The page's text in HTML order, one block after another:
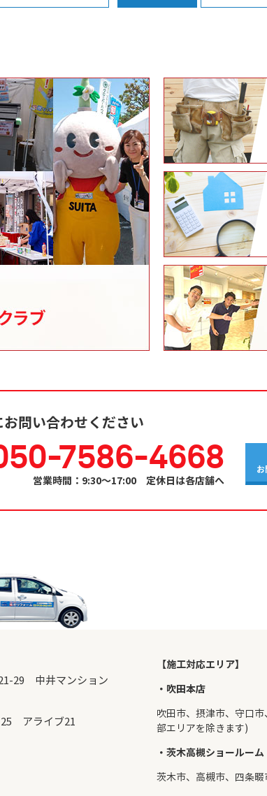
問い合わせください
7586-4668
営業時間：9:30～17:00 定休日は各店舗へ
お
29 中井マンション
25 アライブ21
【施工対応エリア】
・吹田本店
吹田市、摂津市、守口
部エリアを除きます)
・茨木高槻ショールーム
茨木市、 高槻市、四条